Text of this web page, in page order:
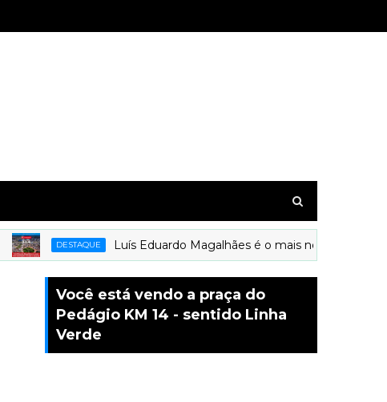
DESTAQUE Luís Eduardo Magalhães é o mais novo município a
Você está vendo a praça do
Pedágio KM 14 - sentido Linha
Verde